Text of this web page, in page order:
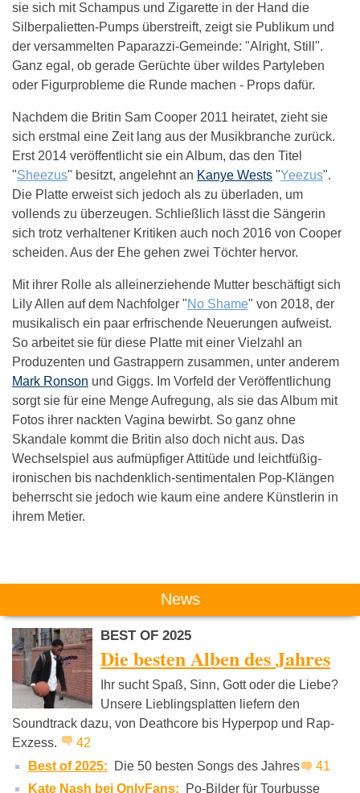
sie sich mit Schampus und Zigarette in der Hand die
Silberpalietten-Pumps überstreift, zeigt sie Publikum und
der versammelten Paparazzi-Gemeinde: "Alright, Still".
Ganz egal, ob gerade Gerüchte über wildes Partyleben
oder Figurprobleme die Runde machen - Props dafür.
Nachdem die Britin Sam Cooper 2011 heiratet, zieht sie
sich erstmal eine Zeit lang aus der Musikbranche zurück.
Erst 2014 veröffentlicht sie ein Album, das den Titel
"Sheezus" besitzt, angelehnt an Kanye Wests "Yeezus".
Die Platte erweist sich jedoch als zu überladen, um
vollends zu überzeugen. Schließlich lässt die Sängerin
sich trotz verhaltener Kritiken auch noch 2016 von Cooper
scheiden. Aus der Ehe gehen zwei Töchter hervor.
Mit ihrer Rolle als alleinerziehende Mutter beschäftigt sich
Lily Allen auf dem Nachfolger "No Shame" von 2018, der
musikalisch ein paar erfrischende Neuerungen aufweist.
So arbeitet sie für diese Platte mit einer Vielzahl an
Produzenten und Gastrappern zusammen, unter anderem
Mark Ronson und Giggs. Im Vorfeld der Veröffentlichung
sorgt sie für eine Menge Aufregung, als sie das Album mit
Fotos ihrer nackten Vagina bewirbt. So ganz ohne
Skandale kommt die Britin also doch nicht aus. Das
Wechselspiel aus aufmüpfiger Attitüde und leichtfüßig-
ironischen bis nachdenklich-sentimentalen Pop-Klängen
beherrscht sie jedoch wie kaum eine andere Künstlerin in
ihrem Metier.
Das könnte Dich auch interessieren:
Clueso Jan Delay Maximo
News
BEST OF 2025
Die besten Alben des Jahres
Ihr sucht Spaß, Sinn, Gott oder die Liebe?
Unsere Lieblingsplatten liefern den
Soundtrack dazu, von Deathcore bis Hyperpop und Rap-
Exzess.
42
Best of 2025:
Die 50 besten Songs des Jahres
41
Kate Nash bei OnlyFans:
Po-Bilder für Tourbusse